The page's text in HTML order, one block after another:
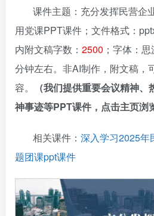
课件主题：充分发挥民营企
用党课PPT课件；文件格式：
内附文稿字数： 2500 ；字体：
分钟左右。非AI制作，附文稿，
容。
（我们提供重要会议精神
神事迹等PPT课件，点击主页浏
相关课件： 深入学习2025年
题团课ppt课件